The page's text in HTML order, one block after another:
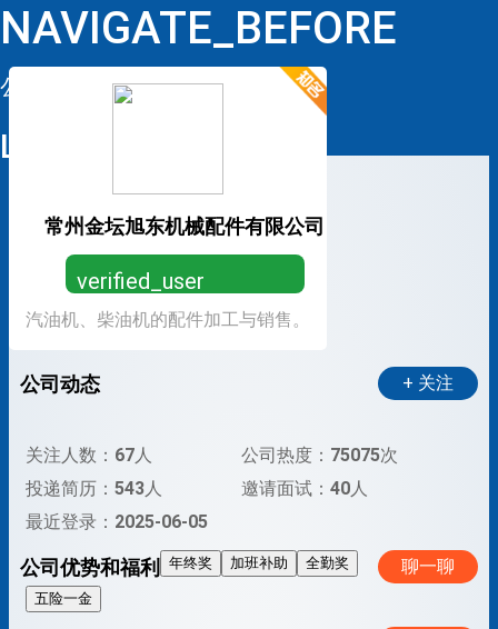
NAVIGATE_BEFORE
公司详情
LOOP
常州金坛旭东机械配件有限公司
verified_user
营业执照已认证，放心求职
汽油机、柴油机的配件加工与销售。
公司动态 + 关注
关注人数： 67人 公司热度： 75075次
投递简历： 543人 邀请面试：40人
最近登录： 2025-06-05
公司优势和福利 聊一聊
年终奖 加班补助 全勤奖
五险一金